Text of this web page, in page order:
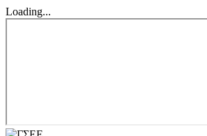
Loading...